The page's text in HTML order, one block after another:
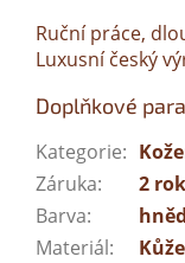
Ruční práce,
Luxusní český
Doplňkové
Kategorie:
Záruka:
2
Barva:
Materiál:
Kůže